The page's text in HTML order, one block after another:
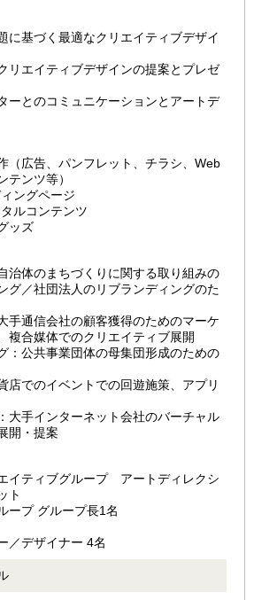
に基づく最適なクリエイティブデザイ
リエイティブデザインの提案とプレゼ
ーとのコミュニケーションとアートデ
（広告、パンフレット、チラシ、Web
テンツ等）
ングページ
ルコンテンツ
ッズ
治体のまちづくりに関する取り組みの
グ／社団法人のリブランディングのた
手通信会社の顧客獲得のためのマーケ
複合媒体でのクリエイティブ展開
：公共事業団体の母集団形成のための
店でのイベントでの回遊施策、アプリ
大手インターネット会社のバーチャル
開・提案
イティブグループ アートディレクシ
ト
ープ グループ長1名
／デザイナー 4名